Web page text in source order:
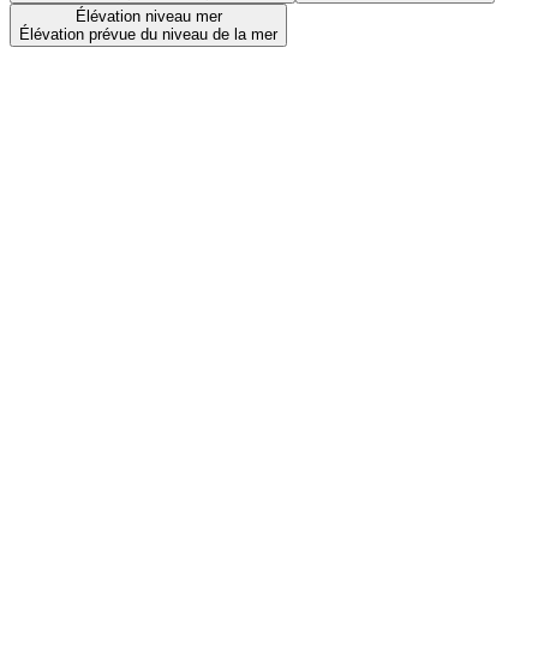
Élévation niveau mer
Élévation prévue du niveau de la mer